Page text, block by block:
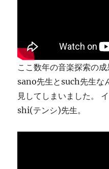
ここ数年の音楽探索の
sano先生とsuch先生な
見してしまいました。
shi(テンシ)先生。